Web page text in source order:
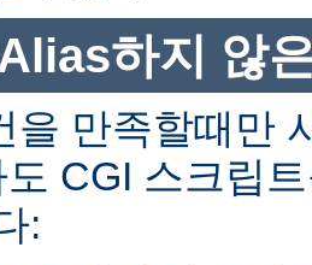
하지 않
을 만족할때만
CGI 스크립
: